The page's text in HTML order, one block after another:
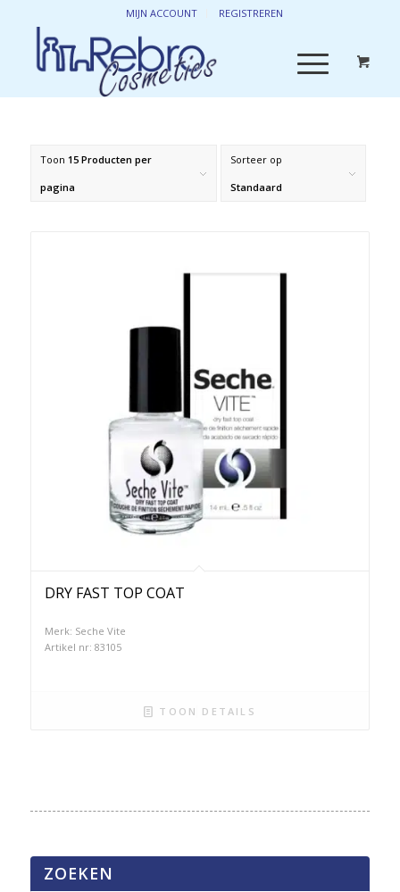
MIJN ACCOUNT REGISTREREN
Sorteer op
Standaard
Toon 15 Producten per
pagina
DRY FAST TOP COAT
Merk: Seche Vite
Artikel nr: 83105
TOON DETAILS
ZOEKEN